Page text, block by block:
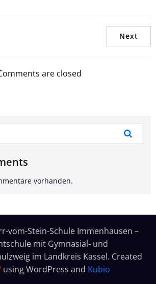
Next
are closed
vorhanden.
vom-Stein-Schule Immenhausen –
mit Gymnasial- und
im Landkreis Kassel. Created
using WordPress and Kubio